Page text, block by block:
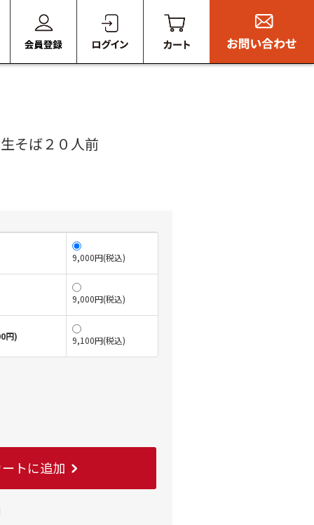
そば２０人前
9,000円(税込)
9,000円(税込)
円) 9,100円(税込)
トに追加